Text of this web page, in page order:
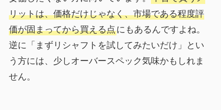
リットは、価格だけじゃなく、市場である程度評
価が固まってから買える点にもあるんですよね。
逆に「まずリシャフトを試してみたいだけ」とい
う方には、少しオーバースペック気味かもしれま
せん。